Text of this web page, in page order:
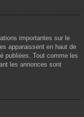
importantes sur le
apparaissent en haut de
publiées. Tout comme les
les annonces sont